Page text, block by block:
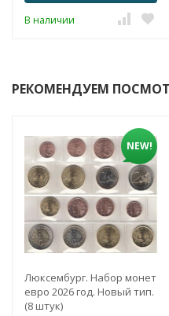
В наличии
РЕКОМЕНДУЕМ
NEW!
Люксембург. Набор монет
евро 2026 год. Новый тип.
(8 штук)